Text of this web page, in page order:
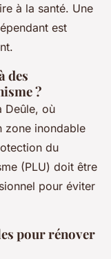
à la santé. Une
est
des
?
Deûle, où
zone inondable
du
(PLU) doit être
pour éviter
pour rénover